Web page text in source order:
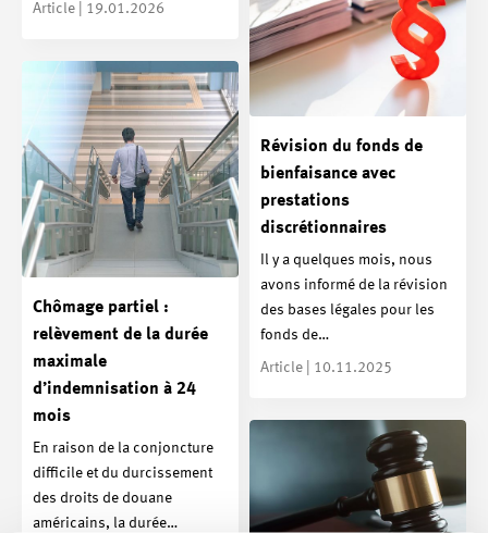
Article | 19.01.2026
Révision du fonds de
bienfaisance avec
prestations
discrétionnaires
Il y a quelques mois, nous
avons informé de la révision
des bases légales pour les
fonds de…
Article | 10.11.2025
Chômage partiel :
relèvement de la durée
maximale
d’indemnisation à 24
mois
En raison de la conjoncture
difficile et du durcissement
des droits de douane
américains, la durée…